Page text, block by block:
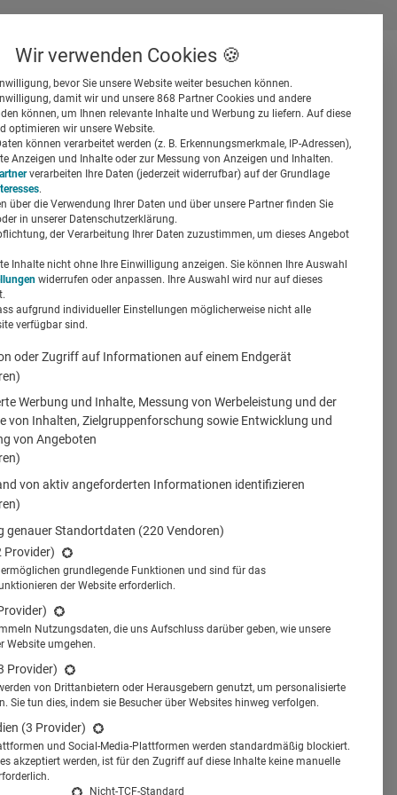
Suchen
von
Projekte und hat
Wir verwenden Cookies 🍪
bevor Sie unsere Website weiter besuchen können.
damit wir und unsere 868 Partner Cookies und andere
können, um Ihnen relevante Inhalte und Werbung zu liefern. Auf diese
optimieren wir unsere Website.
können verarbeitet werden (z. B. Erkennungsmerkmale, IP-Adressen),
Anzeigen und Inhalte oder zur Messung von Anzeigen und Inhalten.
verarbeiten Ihre Daten (jederzeit widerrufbar) auf der Grundlage
.
über die Verwendung Ihrer Daten und über unsere Partner finden Sie
in unserer Datenschutzerklärung.
der Verarbeitung Ihrer Daten zuzustimmen, um dieses Angebot
Inhalte nicht ohne Ihre Einwilligung anzeigen. Sie können Ihre Auswahl
widerrufen oder anpassen. Ihre Auswahl wird nur auf dieses
aufgrund individueller Einstellungen möglicherweise nicht alle
verfügbar sind.
oder Zugriff auf Informationen auf einem Endgerät
Werbung und Inhalte, Messung von Werbeleistung und der
von Inhalten, Zielgruppenforschung sowie Entwicklung und
von Angeboten
von aktiv angeforderten Informationen identifizieren
genauer Standortdaten (220 Vendoren)
Provider)
ermöglichen grundlegende Funktionen und sind für das
der Website erforderlich.
Nutzungsdaten, die uns Aufschluss darüber geben, wie unsere
Website umgehen.
Provider)
von Drittanbietern oder Herausgebern genutzt, um personalisierte
Sie tun dies, indem sie Besucher über Websites hinweg verfolgen.
(3 Provider)
und Social-Media-Plattformen werden standardmäßig blockiert.
akzeptiert werden, ist für den Zugriff auf diese Inhalte keine manuelle
Nicht-TCF-Standard